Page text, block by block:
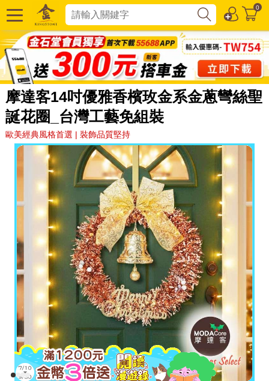
0
摩達客14吋優雅香檳玫金系金蔥彎絲聖
誕花圈_台灣工藝免組裝
歐美經典風格首選 | 裝飾品質堅持